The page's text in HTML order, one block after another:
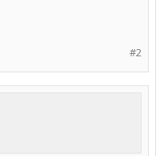
#2